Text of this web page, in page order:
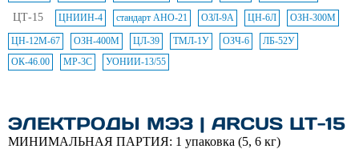
ЦТ-15 ЦНИИН-4 стандарт АНО-21 ОЗЛ-9А ЦН-6Л ОЗН-300М
ЦН-12М-67 ОЗН-400М ЦЛ-39 ТМЛ-1У ОЗЧ-6
ЛБ-52У
ОК-46.00
МР-3С УОНИИ-13/55
ЭЛЕКТРОДЫ МЭЗ | ARCUS ЦТ-15
МИНИМАЛЬНАЯ ПАРТИЯ: 1 упаковка (5, 6 кг)